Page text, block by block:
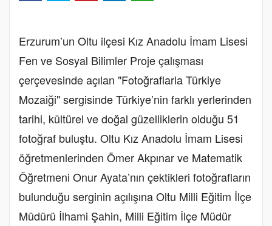
Erzurum’un Oltu ilçesi Kız Anadolu İmam Lisesi
Fen ve Sosyal Bilimler Proje çalışması
çerçevesinde açılan "Fotoğraflarla Türkiye
Mozaiği" sergisinde Türkiye’nin farklı yerlerinden
tarihi, kültürel ve doğal güzelliklerin olduğu 51
fotoğraf buluştu. Oltu Kız Anadolu İmam Lisesi
öğretmenlerinden Ömer Akpınar ve Matematik
Öğretmeni Onur Ayata’nın çektikleri fotoğrafların
bulunduğu serginin açılışına Oltu Milli Eğitim İlçe
Müdürü İlhami Şahin, Milli Eğitim İlçe Müdür